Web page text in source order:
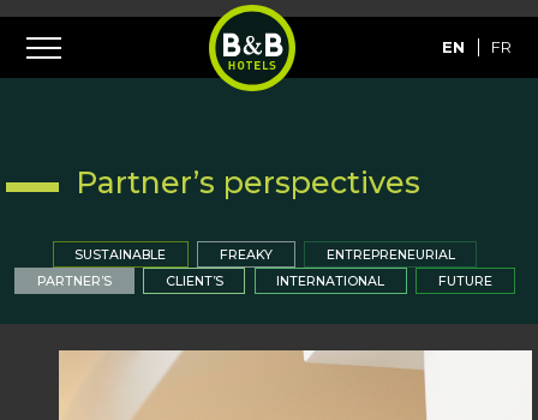
EN FR
Partner’s perspectives
SUSTAINABLE FREAKY
ENTREPRENEURIAL
PARTNER’S
CLIENT’S INTERNATIONAL FUTURE